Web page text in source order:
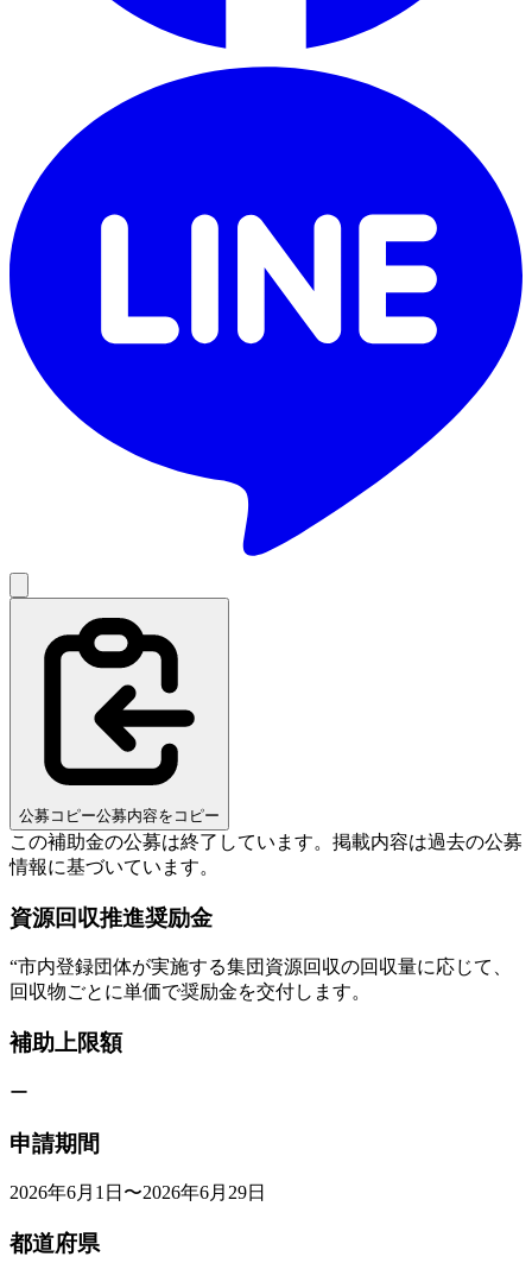
公募コピー公募内容をコピー
この補助金の公募は終了しています。 掲載内容は過去の公募
情報に基づいています。
資源回収推進奨励金
“市内登録団体が実施する集団資源回収の回収量に応じて、
回収物ごとに単価で奨励金を交付します。
補助上限額
ー
申請期間
2026年6月1日〜2026年6月29日
都道府県